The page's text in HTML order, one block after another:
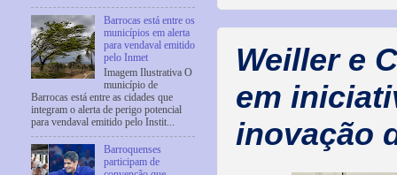
Weiller e
em
inovação
Barrocas está entre os
municípios em alerta
para vendaval emitido
pelo Inmet
Imagem Ilustrativa O
município de
Barrocas está entre as cidades que
integram o alerta de perigo potencial
para vendaval emitido pelo Instit...
Barroquenses
participam de